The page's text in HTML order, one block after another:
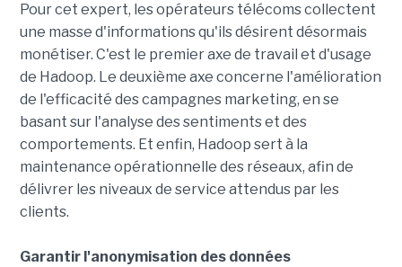
Pour cet expert, les opérateurs télécoms collectent
une masse d'informations qu'ils désirent désormais
monétiser. C'est le premier axe de travail et d'usage
de Hadoop. Le deuxième axe concerne l'amélioration
de l'efficacité des campagnes marketing, en se
basant sur l'analyse des sentiments et des
comportements. Et enfin, Hadoop sert à la
maintenance opérationnelle des réseaux, afin de
délivrer les niveaux de service attendus par les
clients.
Garantir l'anonymisation des données